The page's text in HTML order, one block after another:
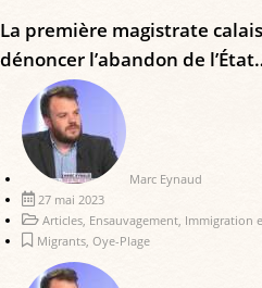
La première magistrate
dénoncer l’abandon de
Marc Eynaud
27 mai 2023
Articles, Ensauvagement, Immigration
Migrants, Oye-Plage